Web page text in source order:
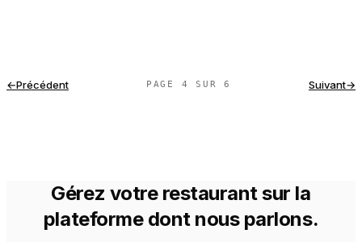
←Précédent PAGE 4 SUR 6 Suivant→
Gérez votre restaurant sur la
plateforme dont nous parlons.